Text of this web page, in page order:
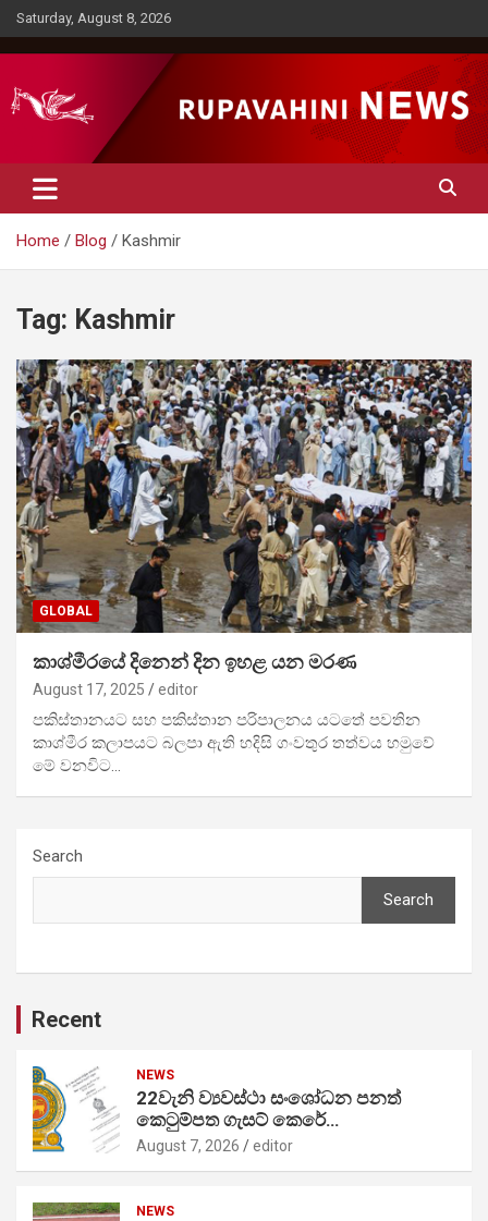
Skip
to
content
Saturday, August 8, 2026
Rupavahini News
Home Blog Kashmir
Tag: Kashmir
GLOBAL
කාශ්මීරයේ දිනෙන් දින ඉහළ යන මරණ
August 17, 2025 editor
පකිස්තානයට සහ පකිස්තාන පරිපාලනය යටතේ පවතින
කාශ්මීර කලාපයට බලපා ඇති හදිසි ගංවතුර තත්වය හමුවේ
මේ වනවිට…
Search
Search
Recent
NEWS
22වැනි ව්‍යවස්ථා සංශෝධන පනත්
කෙටුම්පත ගැසට් කෙරේ…
August 7, 2026 editor
NEWS